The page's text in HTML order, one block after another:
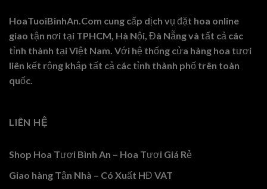
HoaTuoiBinhAn.Com cung cấp dịch vụ đặt hoa online
giao tận nơi tại TPHCM, Hà Nội, Đà Nẵng và tất cả các
tỉnh thành tại Việt Nam. Với hệ thống cửa hàng hoa tươi
liên kết rộng khắp tất cả các tỉnh thành phố trên toàn
quốc.
LIÊN HỆ
Shop Hoa Tươi Bình An – Hoa Tươi Giá Rẻ
Giao hàng Tận Nhà – Có Xuất HĐ VAT